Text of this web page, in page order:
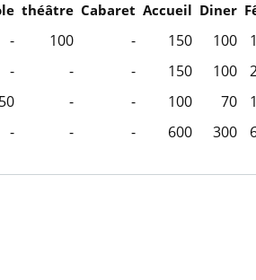
théâtre Cabaret Accueil Diner
- 100 - 150 100
- - - 150 100
- - 100 70
- - - 600 300